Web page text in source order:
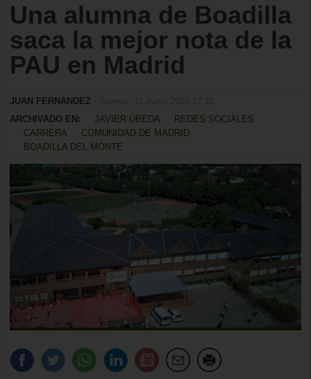
Una alumna de Boadilla
saca la mejor nota de la
PAU en Madrid
JUAN FERNÁNDEZ
ARCHIVADO EN:
JAVIER ÚBEDA
REDES SOCIALES
CARRERA
COMUNIDAD DE MADRID
BOADILLA DEL MONTE